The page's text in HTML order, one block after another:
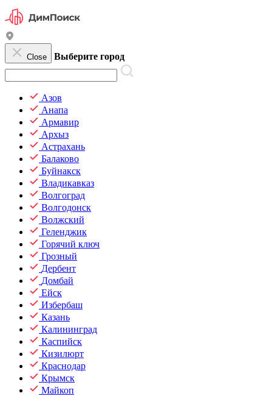
Close Выберите город
Азов
Анапа
Армавир
Архыз
Астрахань
Балаково
Буйнакск
Владикавказ
Волгоград
Волгодонск
Волжский
Геленджик
Горячий ключ
Грозный
Дербент
Домбай
Ейск
Избербаш
Казань
Калининград
Каспийск
Кизилюрт
Краснодар
Крымск
Майкоп